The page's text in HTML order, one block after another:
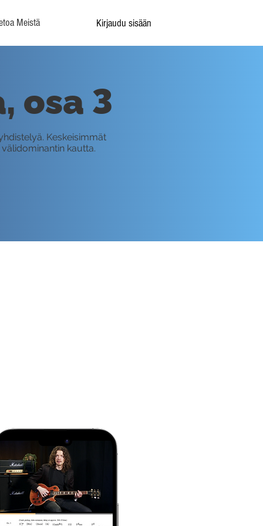
Meistä Kirjaudu sisään
osa 3
Keskeisimmät
kautta.